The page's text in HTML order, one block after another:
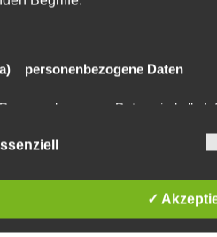
Required fields are marked *
a) personenbezogene Daten
Personenbezogene Daten sind alle
„betroffene Person") beziehen. Als
Person angesehen, die direkt oder
Standortdaten, zu einer Online-
besonderen Merkmalen, die
Identität dieser natürlichen Person
✓